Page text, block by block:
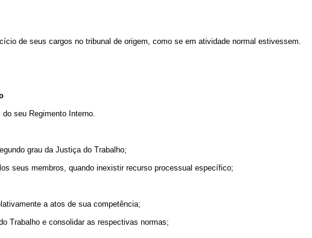
de seus cargos no tribunal de origem, como se em atividade normal estivessem.
seu Regimento Interno.
grau da Justiça do Trabalho;
seus membros, quando inexistir recurso processual específico;
a atos de sua competência;
Trabalho e consolidar as respectivas normas;